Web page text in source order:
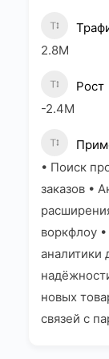
2.8M
Рост
-2.4M
• Поиск
заказов •
воркфлоу
аналитики
новых
связей с